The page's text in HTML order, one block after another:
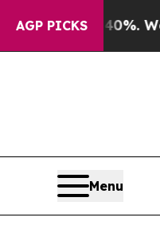
AGP PICKS
40%. Well, it Didn’t
Menu